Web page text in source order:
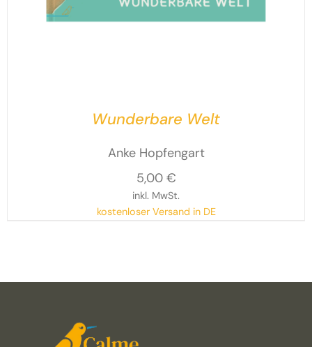
Wunderbare Welt
Anke Hopfengart
5,00 €
inkl. MwSt.
kostenloser Versand in DE